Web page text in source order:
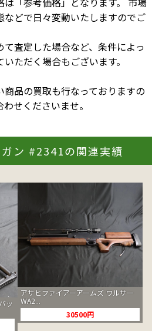
どで日々変動いたしますのでご
査定した場合など、条件によっ
ただく場合もございます。
品の買取も行なっておりますの
せくださいませ。
ン #2341の関連実績
ッ
アサヒファイアーアームズ ワルサー
WA2...
30500円